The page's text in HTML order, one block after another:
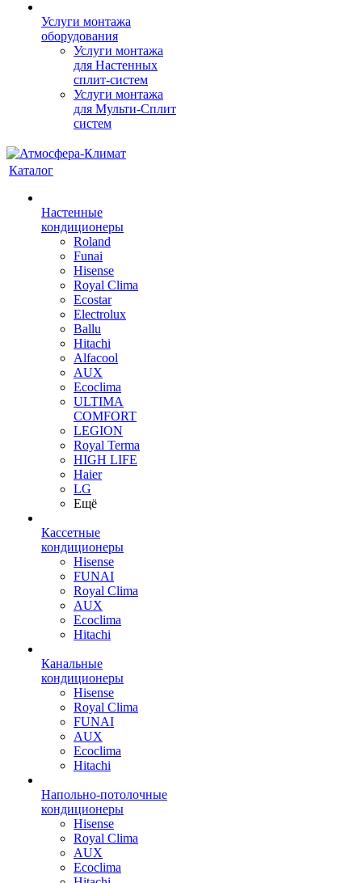
Услуги монтажа
оборудования
Услуги монтажа
для Настенных
сплит-систем
Услуги монтажа
для Мульти-Сплит
систем
Каталог
Настенные
кондиционеры
Roland
Funai
Hisense
Royal Clima
Ecostar
Electrolux
Ballu
Hitachi
Alfacool
AUX
Ecoclima
ULTIMA
COMFORT
LEGION
Royal Terma
HIGH LIFE
Haier
LG
Ещё
Кассетные
кондиционеры
Hisense
FUNAI
Royal Clima
AUX
Ecoclima
Hitachi
Канальные
кондиционеры
Hisense
Royal Clima
FUNAI
AUX
Ecoclima
Hitachi
Напольно-потолочные
кондиционеры
Hisense
Royal Clima
AUX
Ecoclima